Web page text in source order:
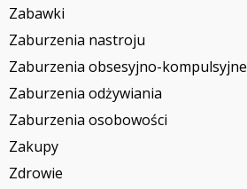
Zabawki
Zaburzenia nastroju
Zaburzenia obsesyjno-kompulsyjne
Zaburzenia odżywiania
Zaburzenia osobowości
Zakupy
Zdrowie